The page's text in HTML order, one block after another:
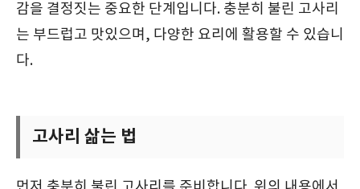
감을 결정짓는 중요한 단계입니다. 충분히 불린 고사리
는 부드럽고 맛있으며, 다양한 요리에 활용할 수 있습니
다.
고사리 삶는 법